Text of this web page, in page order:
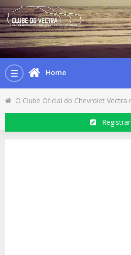
Toggle
navigation
Home
O Clube Oficial do Chevrolet Vectra
Registrar